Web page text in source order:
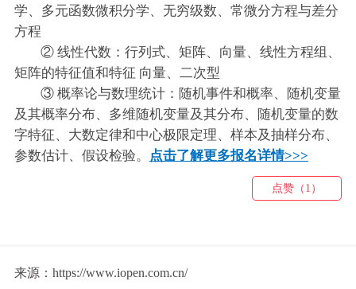
学、多元函数微积分学、无穷级数、常微分方程与差分
方程
② 线性代数：行列式、矩阵、向量、线性方程组、
矩阵的特征值和特征 向量、二次型
③ 概率论与数理统计：随机事件和概率、随机变量
及其概率分布、多维随机变量及其分布、随机变量的数
字特征、大数定律和中心极限定理、样本及抽样分布、
参数估计、假设检验。
点击了解更多报名详情>>>
点赞（1）
来源：https://www.iopen.com.cn/